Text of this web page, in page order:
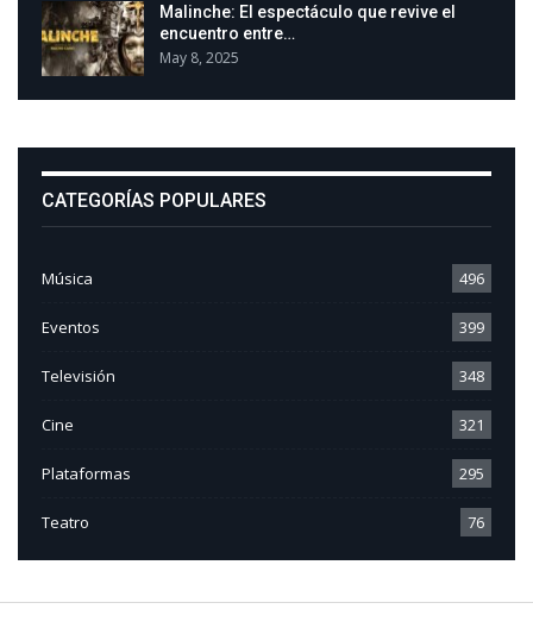
Malinche: El espectáculo que revive el
encuentro entre…
May 8, 2025
CATEGORÍAS POPULARES
Música 496
Eventos 399
Televisión 348
Cine 321
Plataformas 295
Teatro 76